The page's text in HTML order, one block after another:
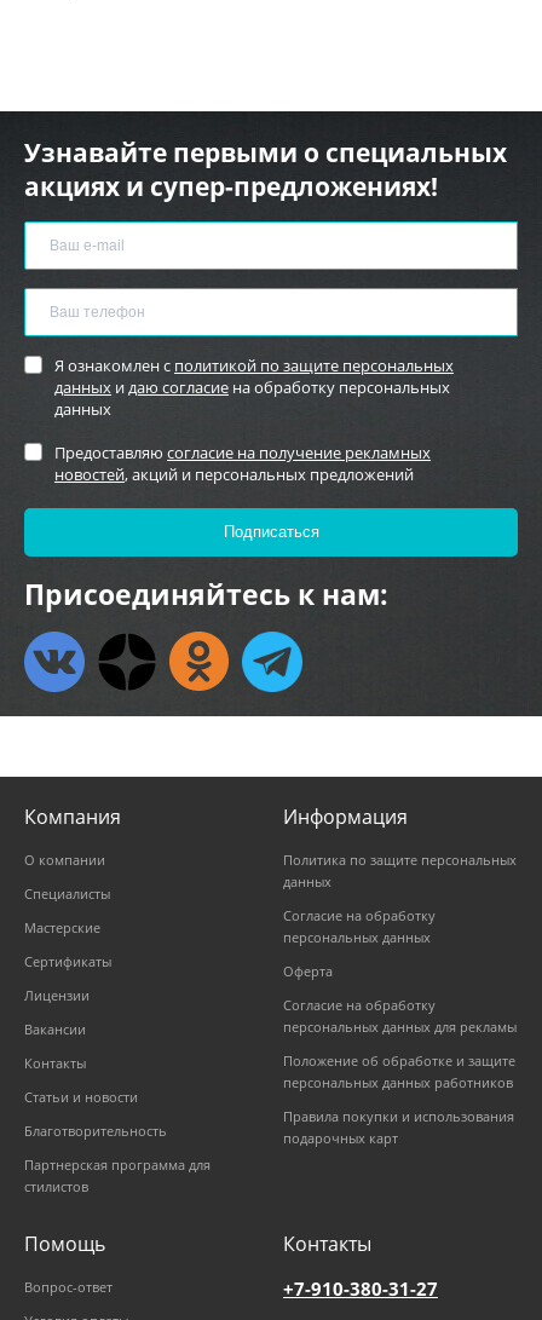
Узнавайте первыми о специальных
акциях и супер-предложениях!
Я ознакомлен с политикой по защите персональных
данных идаю согласие на обработку персональных
данных
Предоставляю согласие на получение рекламных
новостей, акций и персональных предложений
Присоединяйтесь к нам:
Компания
О компании
Специалисты
Мастерские
Сертификаты
Лицензии
Вакансии
Контакты
Статьи и новости
Благотворительность
Партнерская программа для
стилистов
Информация
Политика по защите персональных
данных
Согласие на обработку
персональных данных
Оферта
Согласие на обработку
персональных данных для рекламы
Положение об обработке и защите
персональных данных работников
Правила покупки и использования
подарочных карт
Помощь
Вопрос-ответ
Контакты
+7-910-380-31-27